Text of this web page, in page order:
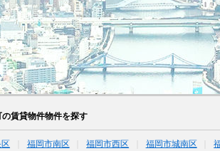
賃貸物件物件を探す
福岡市南区 福岡市西区 福岡市城南区